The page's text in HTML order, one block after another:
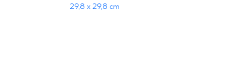
29,8 x 29,8 cm